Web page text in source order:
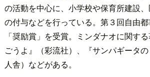
の活動を中心に、小学校や保育所建設
の付与などを行っている。第３回自由
「奨励賞」を受賞。ミンダナオに関す
ごうよ』（彩流社）、『サンパギータ
人舎）などがある。